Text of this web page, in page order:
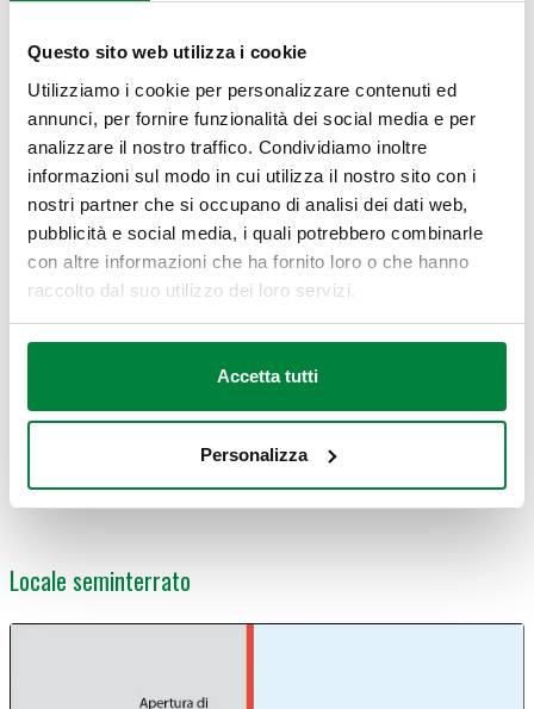
Questo sito web utilizza i cookie
Utilizziamo i cookie per personalizzare contenuti ed
annunci, per fornire funzionalità dei social media e per
analizzare il nostro traffico. Condividiamo inoltre
informazioni sul modo in cui utilizza il nostro sito con i
nostri partner che si occupano di analisi dei dati web,
pubblicità e social media, i quali potrebbero combinarle
con altre informazioni che ha fornito loro o che hanno
raccolto dal suo utilizzo dei loro servizi.
Accetta tutti
Personalizza
Locale in cui l’intradosso del solaio di copertura è a quota
inferiore a + 0,6 m rispetto al piano di riferimento.
I locali di riferimento vengono poi suddivisi, in base alla
quota del piano di calpestio rispetto al piano di riferimento, in
locali di tipo A e di tipo B.
Locale interrato di tipo A Locale interrato di tipo B
apparecchi alimentati con gas a densità superiore a 0,8.
Locale seminterrato